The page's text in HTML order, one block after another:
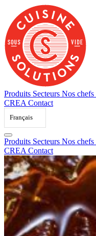
content
Produits Secteurs Nos chefs
CREA Contact
Français
Produits Secteurs Nos chefs
CREA Contact